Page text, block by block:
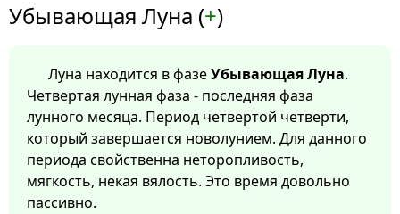
Убывающая Луна (+)
Луна находится в фазеУбывающая Луна.
Четвертая лунная фаза - последняя фаза
лунного месяца. Период четвертой четверти,
который завершается новолунием. Для данного
периода свойственна неторопливость,
мягкость, некая вялость. Это время довольно
пассивно.